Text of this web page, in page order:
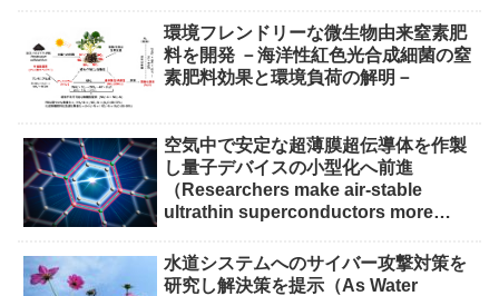
環境フレンドリーな微生物由来窒素肥
料を開発 －海洋性紅色光合成細菌の窒
素肥料効果と環境負荷の解明－
空気中で安定な超薄膜超伝導体を作製
し量子デバイスの小型化へ前進
（Researchers make air-stable
ultrathin superconductors more
水道システムへのサイバー攻撃対策を
研究し解決策を提示（As Water